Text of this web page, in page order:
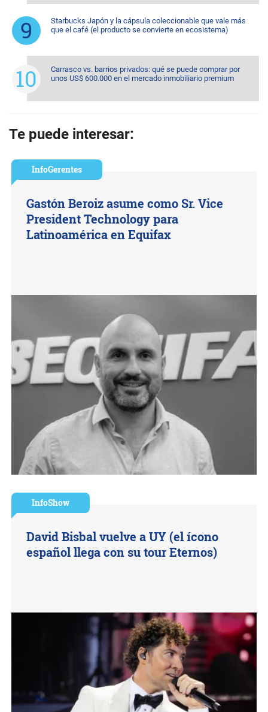
Starbucks Japón y la cápsula coleccionable que vale más
que el café (el producto se convierte en ecosistema)
Carrasco vs. barrios privados: qué se puede comprar por
unos US$ 600.000 en el mercado inmobiliario premium
Te puede interesar:
InfoGerentes
Gastón Beroiz asume como Sr. Vice
President Technology para
Latinoamérica en Equifax
InfoShow
David Bisbal vuelve a UY (el ícono
español llega con su tour Eternos)